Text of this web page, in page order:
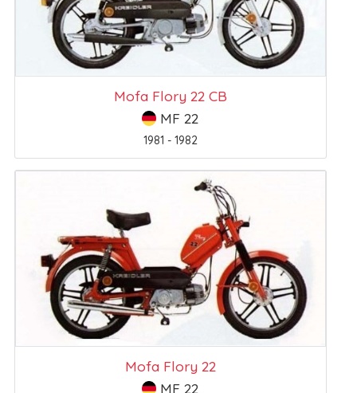
Mofa Flory 22 CB
MF 22
1981 - 1982
Mofa Flory 22
MF 22